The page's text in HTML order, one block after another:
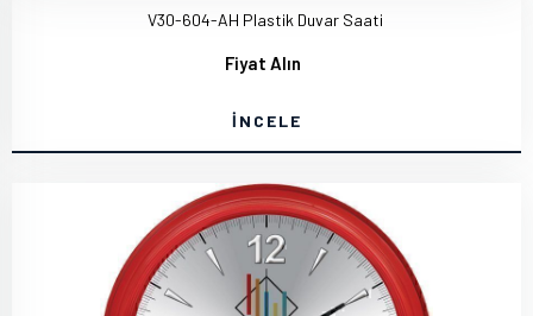
V30-604-AH Plastik Duvar Saati
Fiyat Alın
İNCELE